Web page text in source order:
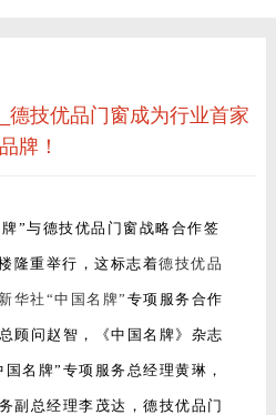
德技优品门窗成为行业首家
牌！
”与德技优品门窗战略合作签
隆重举行，这标志着德技优品
新华社“中国名牌” 专项服务合作
顾问赵智，《中国名牌》杂志
名牌”专项服务总经理黄琳，
副总经理李茂达，德技优品门